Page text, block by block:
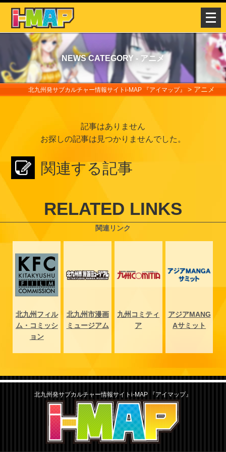
メ
ニ
ュ
ー
く
NEWS CATEGORY - アニメ
北九州発サブカルチャー情報サイトi-MAP 『アイマップ』 > アニメ
記事はありません
お探しの記事は見つかりませんでした。
関連する記事
RELATED LINKS
関連リンク
北九州フィル
ム・コミッシ
ョン
北九州市漫画
ミュージアム
九州コミティ
ア
アジアMANG
Aサミット
北九州発サブカルチャー情報サイトi-MAP 『アイマップ』